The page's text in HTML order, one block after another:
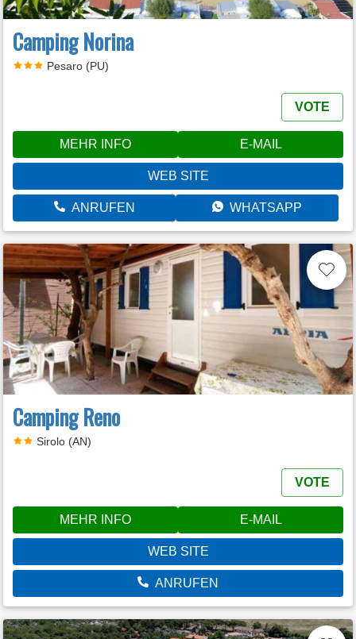
Camping Norina
Pesaro (PU)
VOTE
MEHR INFO E-MAIL
WEB SITE
ANRUFEN WHATSAPP
Camping Reno
Sirolo (AN)
VOTE
MEHR INFO E-MAIL
WEB SITE
ANRUFEN